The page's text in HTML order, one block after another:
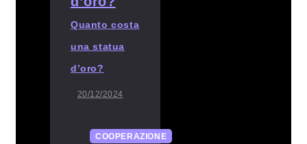
Quanto costa
una statua
d’oro?
20/12/2024
COOPERAZIONE